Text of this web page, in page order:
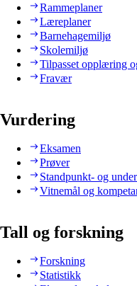
Rammeplaner
Læreplaner
Barnehagemiljø
Skolemiljø
Tilpasset opplæring
Fravær
Vurdering
Eksamen
Prøver
Standpunkt- og
Vitnemål og
Tall og forskning
Forskning
Statistikk